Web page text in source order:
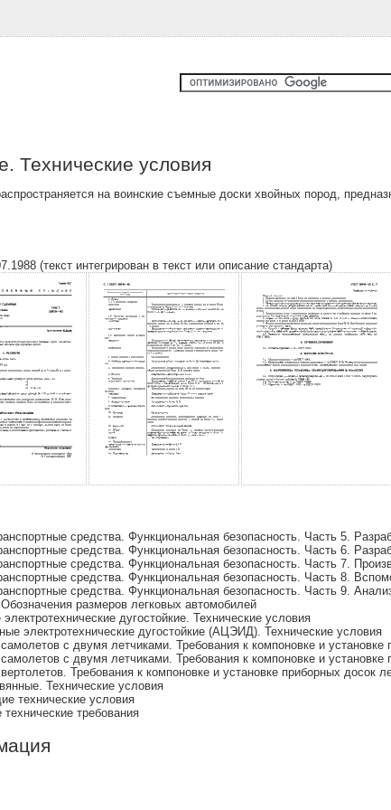
Технические условия
на воинские съемные доски хвойных пород,
(текст интегрирован в текст или описание стандарта)
средства. Функциональная безопасность. Часть 5.
средства. Функциональная безопасность. Часть 6.
средства. Функциональная безопасность. Часть 7.
средства. Функциональная безопасность. Часть 8.
средства. Функциональная безопасность. Часть 9.
размеров легковых автомобилей
дугостойкие. Технические условия
электротехнические дугостойкие (АЦЭИД). Технические условия
с двумя летчиками. Требования к компоновке и установке
с двумя летчиками. Требования к компоновке и установке
Требования к компоновке и установке приборных досок
Технические условия
технические условия
требования